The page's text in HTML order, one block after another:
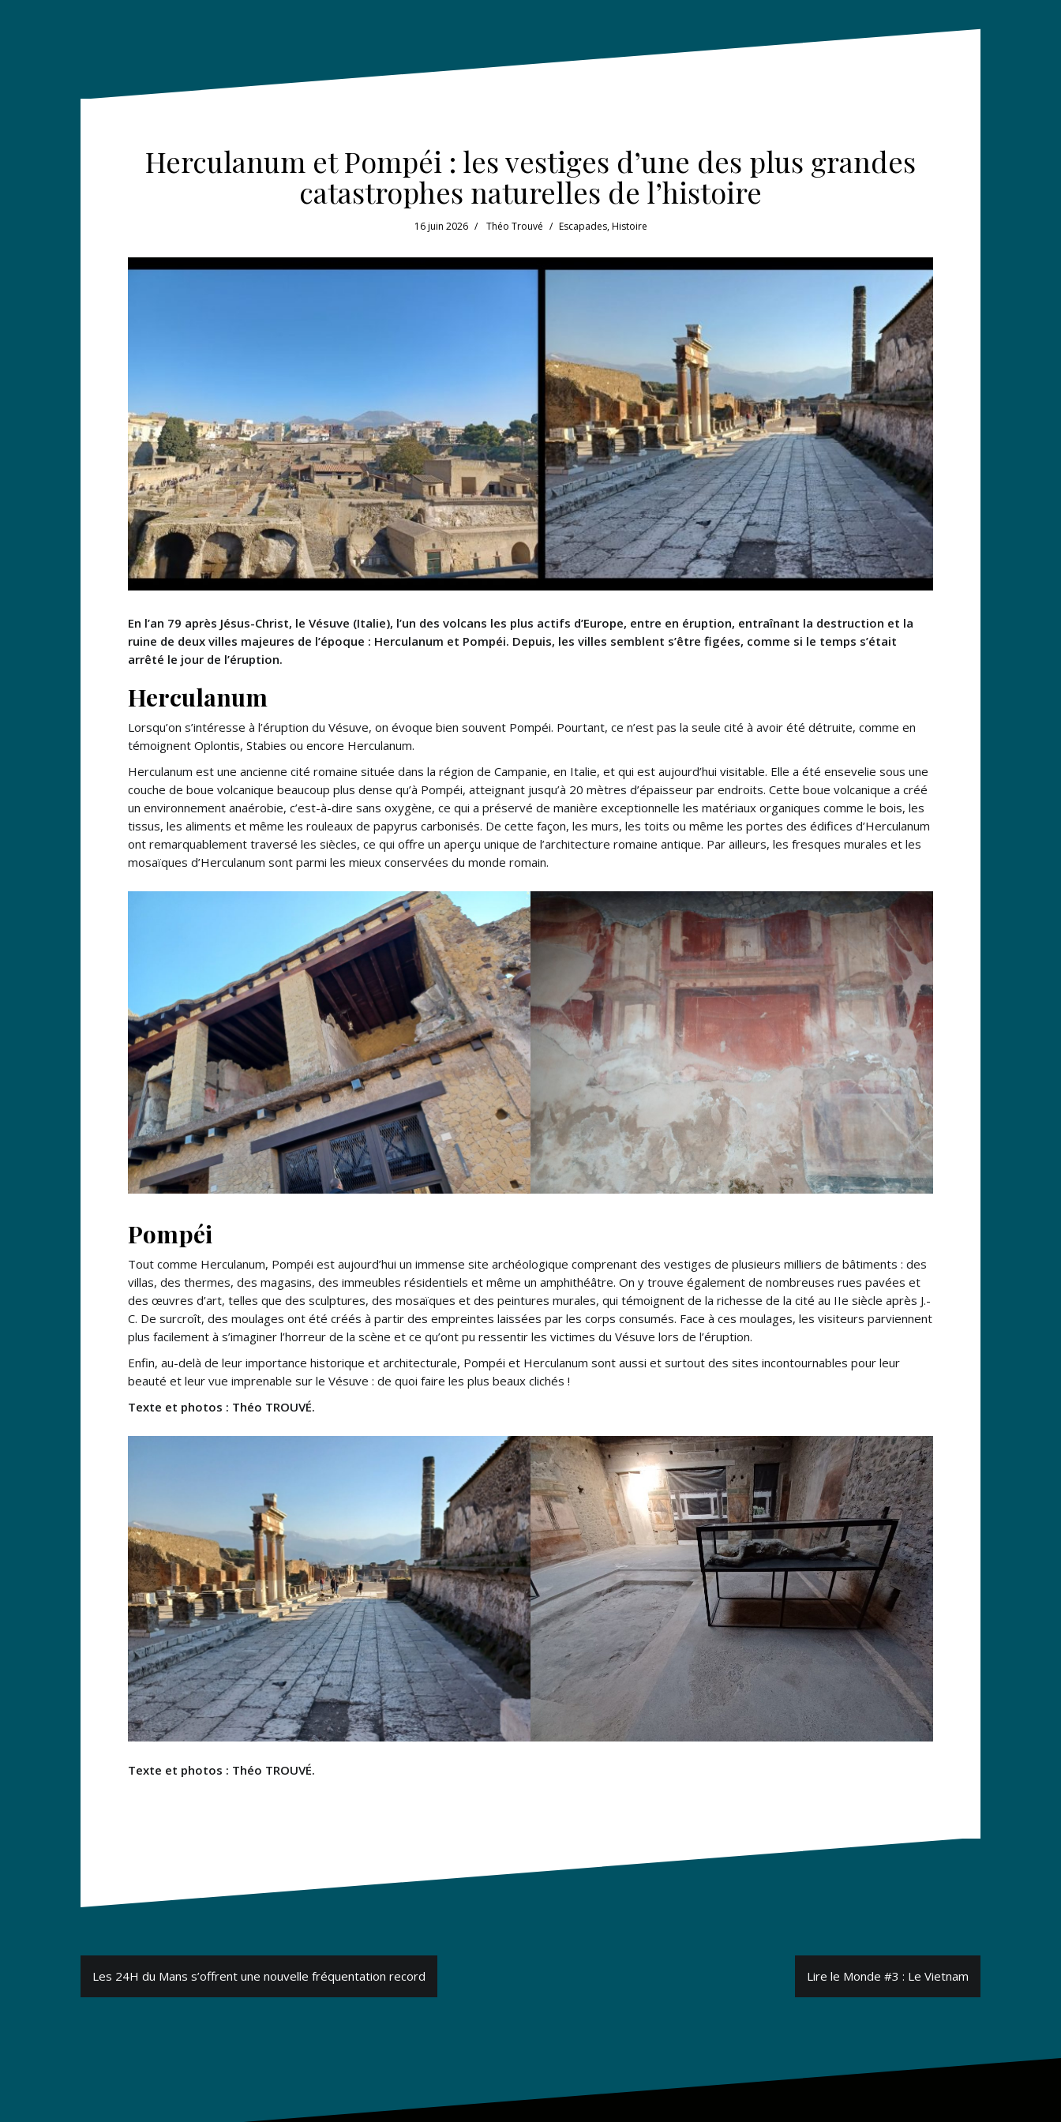
Herculanum et Pompéi : les vestiges d’une des plus grandes
catastrophes naturelles de l’histoire
16 juin 2026 Théo Trouvé Escapades,Histoire
En l’an 79 après Jésus-Christ, le Vésuve (Italie), l’un des volcans les plus actifs d’Europe, entre en éruption, entraînant la destruction et la
ruine de deux villes majeures de l’époque : Herculanum et Pompéi. Depuis, les villes semblent s’être figées, comme si le temps s’était
arrêté le jour de l’éruption.
Herculanum
Lorsqu’on s’intéresse à l’éruption du Vésuve, on évoque bien souvent Pompéi. Pourtant, ce n’est pas la seule cité à avoir été détruite, comme en
témoignent Oplontis, Stabies ou encore Herculanum.
Herculanum est une ancienne cité romaine située dans la région de Campanie, en Italie, et qui est aujourd’hui visitable. Elle a été ensevelie sous une
couche de boue volcanique beaucoup plus dense qu’à Pompéi, atteignant jusqu’à 20 mètres d’épaisseur par endroits. Cette boue volcanique a créé
un environnement anaérobie, c’est-à-dire sans oxygène, ce qui a préservé de manière exceptionnelle les matériaux organiques comme le bois, les
tissus, les aliments et même les rouleaux de papyrus carbonisés. De cette façon, les murs, les toits ou même les portes des édifices d’Herculanum
ont remarquablement traversé les siècles, ce qui offre un aperçu unique de l’architecture romaine antique. Par ailleurs, les fresques murales et les
mosaïques d’Herculanum sont parmi les mieux conservées du monde romain.
Pompéi
Tout comme Herculanum, Pompéi est aujourd’hui un immense site archéologique comprenant des vestiges de plusieurs milliers de bâtiments : des
villas, des thermes, des magasins, des immeubles résidentiels et même un amphithéâtre. On y trouve également de nombreuses rues pavées et
des œuvres d’art, telles que des sculptures, des mosaïques et des peintures murales, qui témoignent de la richesse de la cité au IIe siècle après J.-
C. De surcroît, des moulages ont été créés à partir des empreintes laissées par les corps consumés. Face à ces moulages, les visiteurs parviennent
plus facilement à s’imaginer l’horreur de la scène et ce qu’ont pu ressentir les victimes du Vésuve lors de l’éruption.
Enfin, au-delà de leur importance historique et architecturale, Pompéi et Herculanum sont aussi et surtout des sites incontournables pour leur
beauté et leur vue imprenable sur le Vésuve : de quoi faire les plus beaux clichés !
Texte et photos : Théo TROUVÉ.
Texte et photos : Théo TROUVÉ.
Navigation
de
Les 24H du Mans s’offrent une nouvelle fréquentation record Lire le Monde #3 : Le Vietnam